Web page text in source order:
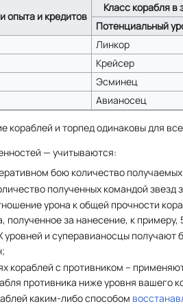
опыта и кредитов
Класс корабля в
Потенциальный
Линкор
Крейсер
Эсминец
Авианосец
кораблей и торпед одинаковы для
— учитываются:
бою количество
полученных командой звезд
урона к общей прочности
полученное за нанесение, к
уровней и суперавианосцы
кораблей с противником –
противника ниже уровня
каким-либо способом